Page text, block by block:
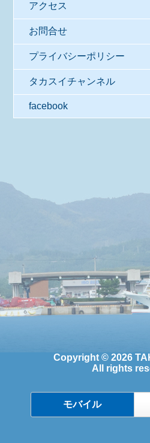
アクセス
お問合せ
プライバシーポリシー
タカスイチャンネル
facebook
Copyright © 2026
All rights
モバイル